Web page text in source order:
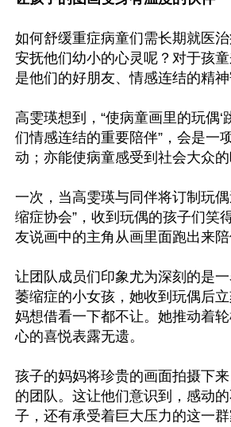
如何舒缓重症病童们需长期就医治
安抚他们幼小的心灵呢？对于孩
是他们的好朋友、情感连结的精神
高雯瑛想到，“使病童画里的玩偶‘
们情感连结的重要陪伴”，会是一
动；亦能使病童感受到社会大众的
一次，当高雯瑛与同伴将订制玩
缩症协会”，收到玩偶的孩子们笑
友说画中的主角从画里面跑出来陪
让团队成员们印象尤为深刻的是
萎缩症的小女孩，她收到玩偶后
妈想借看一下都不让。她推动着
心的喜悦表露无遗。
孩子的妈妈将珍贵的画面拍摄下
的团队。这让他们意识到，感动
子，还有承受着巨大压力的这一群